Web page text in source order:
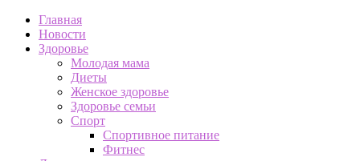
Главная
Новости
Здоровье
Молодая мама
Диеты
Женское здоровье
Здоровье семьи
Спорт
Спортивное питание
Фитнес